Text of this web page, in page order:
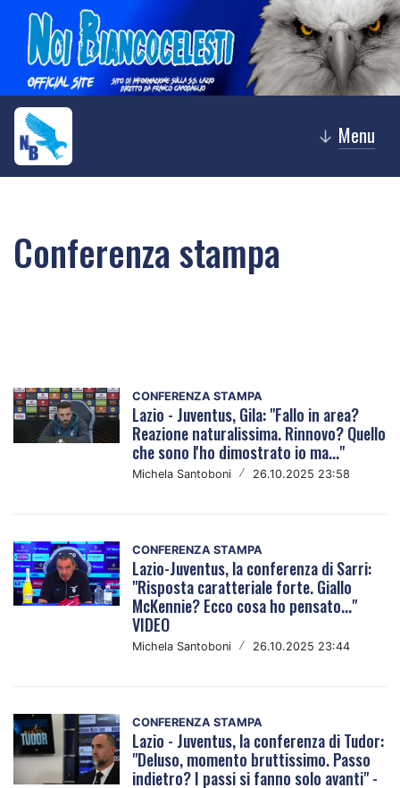
↓ Menu
Conferenza stampa
CONFERENZA STAMPA
Lazio - Juventus, Gila: "Fallo in area?
Reazione naturalissima. Rinnovo? Quello
che sono l'ho dimostrato io ma..."
Michela Santoboni / 26.10.2025 23:58
CONFERENZA STAMPA
Lazio-Juventus, la conferenza di Sarri:
"Risposta caratteriale forte. Giallo
McKennie? Ecco cosa ho pensato..."
VIDEO
Michela Santoboni / 26.10.2025 23:44
CONFERENZA STAMPA
Lazio - Juventus, la conferenza di Tudor:
"Deluso, momento bruttissimo. Passo
indietro? I passi si fanno solo avanti" -